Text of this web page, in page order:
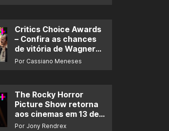
Critics Choice Awards
– Confira as chances
de vitória de Wagner
Moura e de ‘O Agente
Por Cassiano Meneses
The Rocky Horror
Picture Show retorna
aos cinemas em 13 de
novembro
Por Jony Rendrex